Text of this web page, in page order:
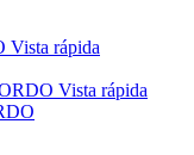
Vista rápida
Vista rápida